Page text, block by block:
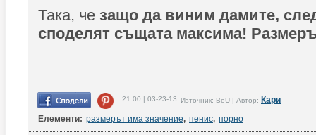
Така, че защо да виним дамите,
споделят същата максима!
21:00 | 03-23-13 Източник: BeU | Автор: Кари
Елементи: размерът има значение, пенис, порно